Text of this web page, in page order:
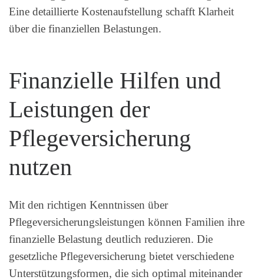
Eine detaillierte Kostenaufstellung schafft Klarheit
über die finanziellen Belastungen.
Finanzielle Hilfen und
Leistungen der
Pflegeversicherung
nutzen
Mit den richtigen Kenntnissen über
Pflegeversicherungsleistungen können Familien ihre
finanzielle Belastung deutlich reduzieren. Die
gesetzliche Pflegeversicherung bietet verschiedene
Unterstützungsformen, die sich optimal miteinander